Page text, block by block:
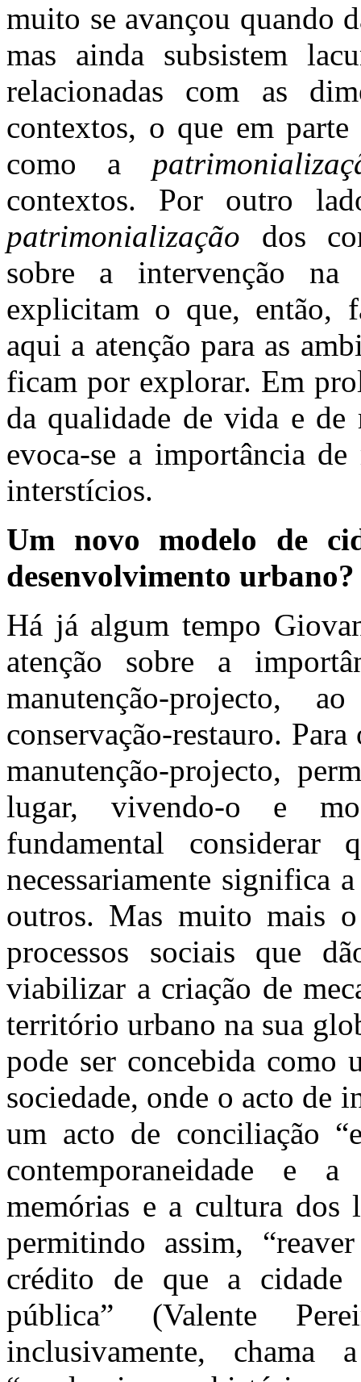
muito se avançou quando
mas ainda subsistem
relacionadas com as
contextos, o que em
como a
contextos. Por outro
patrimonialização dos
sobre a intervenção na
explicitam o que, então,
aqui a atenção para as
ficam por explorar. Em
da qualidade de vida e
evoca-se a importância
interstícios.
Um novo modelo de
desenvolvimento urbano?
Há já algum tempo
atenção sobre a
manutenção-
conservação-restauro.
manutenção-projecto,
lugar, vivendo-o e
fundamental considerar
necessariamente significa
outros. Mas muito mais o
processos sociais que
viabilizar a criação de
território urbano na sua
pode ser concebida como
sociedade, onde o acto de
um acto de conciliação
contemporaneidade e
memórias e a cultura dos
permitindo assim,
crédito de que a cidade
pública” (Valente
inclusivamente, chama